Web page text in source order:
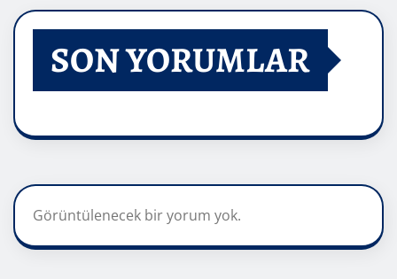
SON YORUMLAR
Görüntülenecek bir yorum yok.